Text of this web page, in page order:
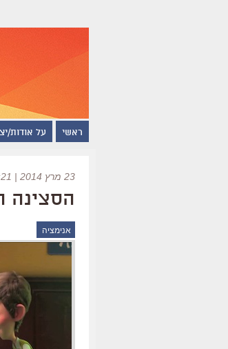
ראשי על אודות/
23 מרץ 2014 | 20:21
הסצינה
אנימציה